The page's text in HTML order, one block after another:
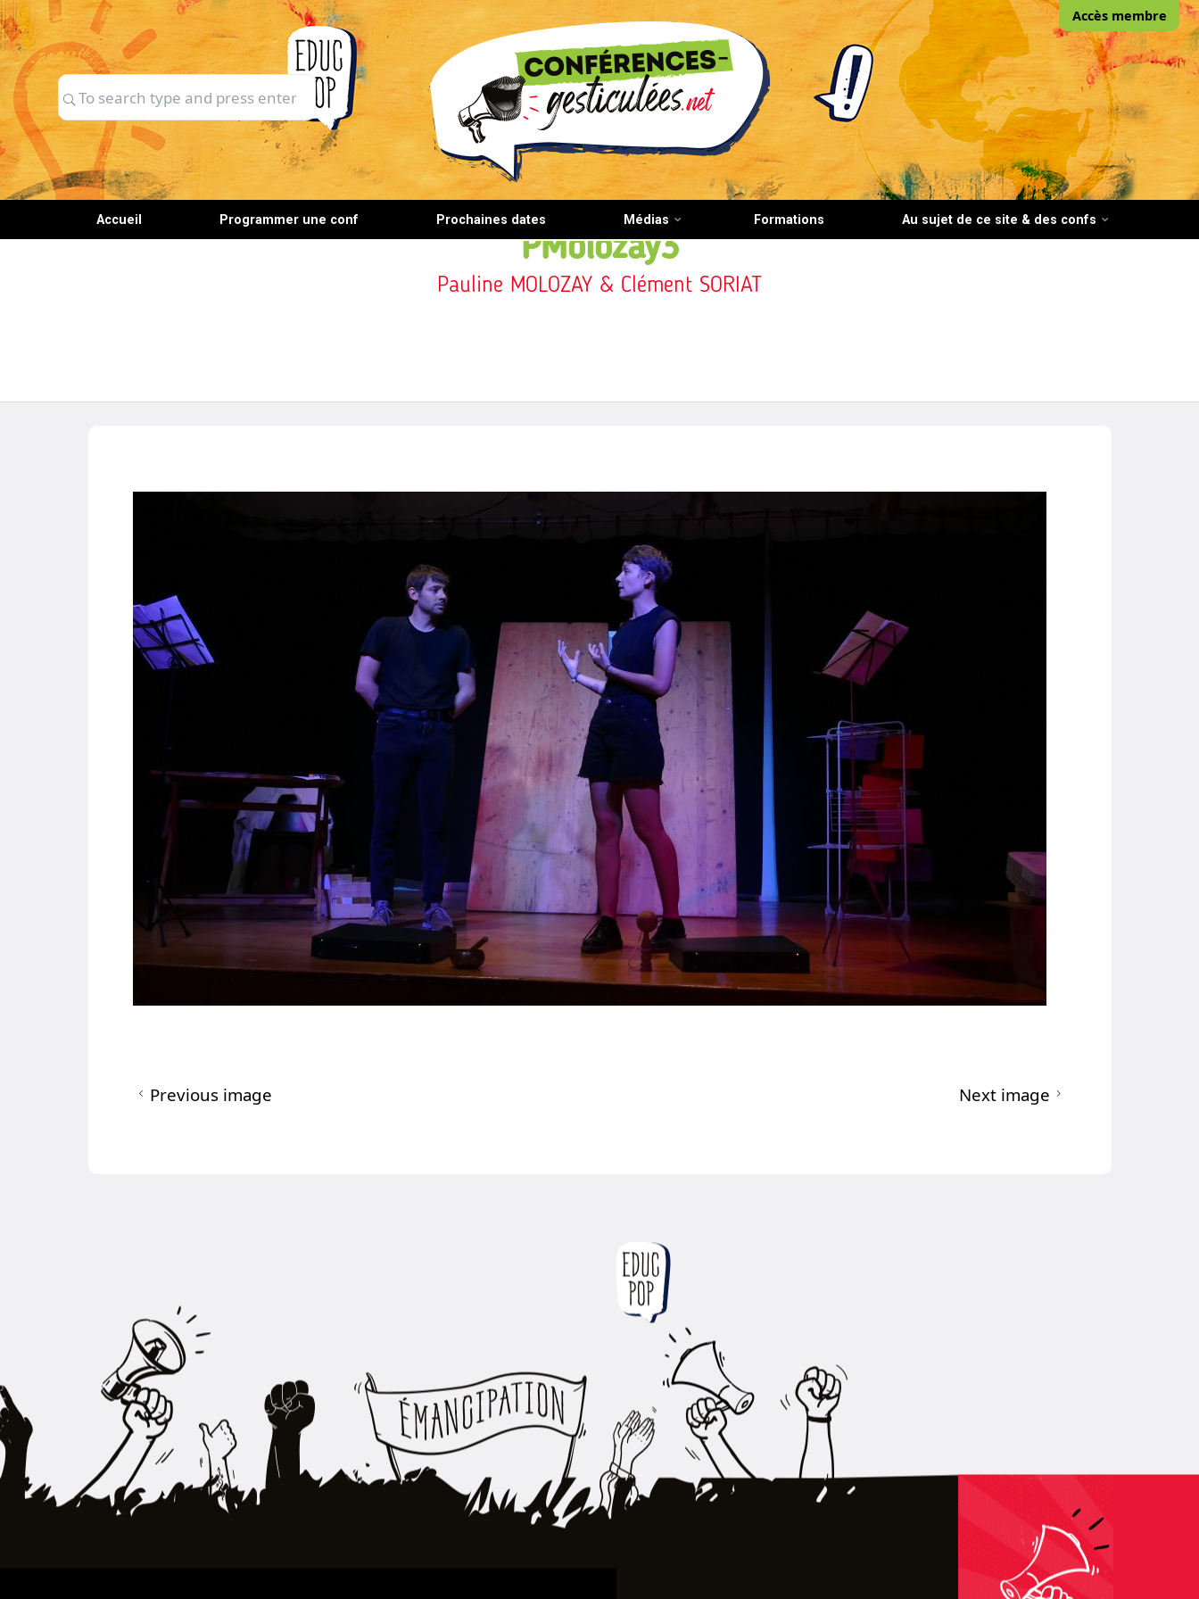
Skip
to
content
CONFERENCES-GESTICULEES.NET
Search
for:
Search
Accès membre
Accueil Programmer une conf Prochaines dates Médias Formations Au sujet de ce site & des confs
PMolozay3
Pauline MOLOZAY & Clément SORIAT
Previous image Next image